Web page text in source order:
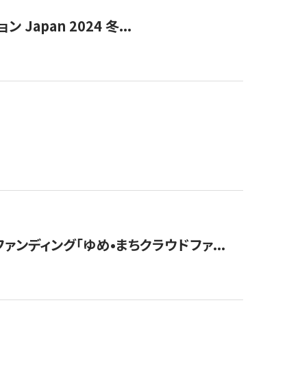
ン Japan 2024 冬...
ディング「ゆめ•まちクラウドファ...